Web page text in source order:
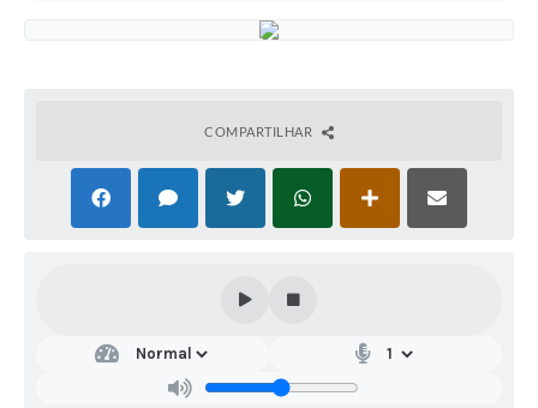
COMPARTILHAR